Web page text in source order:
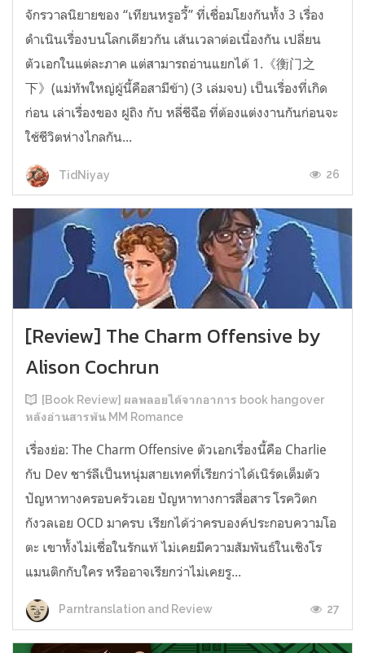
จักรวาลนิยายของ “เทียนหรูอวี้” ที่เชื่อมโยงกันทั้ง 3 เรื่อง
ดำเนินเรื่องบนโลกเดียวกัน เส้นเวลาต่อเนื่องกัน เปลี่ยน
ตัวเอกในแต่ละภาค แต่สามารถอ่านแยกได้ 1.《衡门之
下》(แม่ทัพใหญ่ผู้นี้คือสามีข้า) (3 เล่มจบ) เป็นเรื่องที่เกิด
ก่อน เล่าเรื่องของ ฝูถิง กับ หลี่ชีฉือ ที่ต้องแต่งงานกันก่อนจะ
ใช้ชีวิตห่างไกลกัน...
TidNiyay 26
[Review] The Charm Offensive by
Alison Cochrun
[Book Review] ผลพลอยได้จากอาการ book hangover
หลังอ่านสารพัน MM Romance
เรื่องย่อ: The Charm Offensive ตัวเอกเรื่องนี้คือ Charlie
กับ Dev ชาร์ลีเป็นหนุ่มสายเทคที่เรียกว่าได้เนิร์ดเต็มตัว
ปัญหาทางครอบครัวเอย ปัญหาทางการสื่อสาร โรควิตก
กังวลเอย OCD มาครบ เรียกได้ว่าครบองค์ประกอบความโอ
ตะ เขาทั้งไม่เชื่อในรักแท้ ไม่เคยมีความสัมพันธ์ในเชิงโร
แมนติกกับใคร หรืออาจเรียกว่าไม่เคยรู...
Parntranslation and Review 27